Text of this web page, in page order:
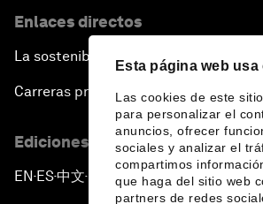
Esta página web
Las cookies de este
para personalizar el
anuncios, ofrecer
sociales y analizar el
compartimos
que haga del sitio web
partners de redes
Enlaces directos
La sostenibilidad en el Foro
Carreras profesionales
Ediciones en otros idiomas
EN ▪ ES▪中文▪ 日本語